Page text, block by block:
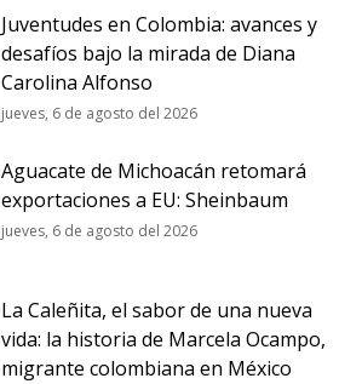
Juventudes en Colombia: avances y
desafíos bajo la mirada de Diana
Carolina Alfonso
jueves, 6 de agosto del 2026
Aguacate de Michoacán retomará
exportaciones a EU: Sheinbaum
jueves, 6 de agosto del 2026
La Caleñita, el sabor de una nueva
vida: la historia de Marcela Ocampo,
migrante colombiana en México